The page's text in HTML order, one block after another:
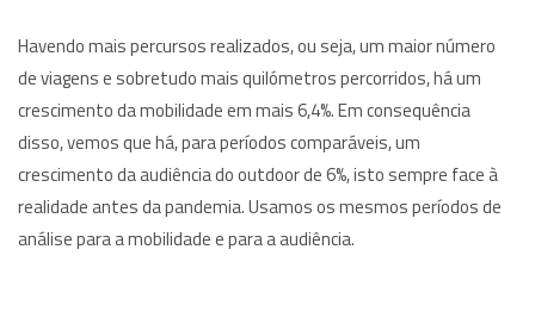
Havendo mais percursos realizados, ou seja, um maior número
de viagens e sobretudo mais quilómetros percorridos, há um
crescimento da mobilidade em mais 6,4%. Em consequência
disso, vemos que há, para períodos comparáveis, um
crescimento da audiência do outdoor de 6%, isto sempre face à
realidade antes da pandemia. Usamos os mesmos períodos de
análise para a mobilidade e para a audiência.